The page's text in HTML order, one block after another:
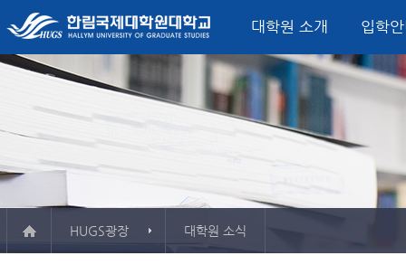
대학원 소개
미션, 비전, 핵심가치 총장 인사말
입학
입학모집요강
석사학위과정
FAQ
정치외교학과
외교안보전공
한국연구전공
융합서비스경
관광외식경영전공
Major in Global
글로벌정치‧한국연구소
소개 & 주요활동
자료실
서비스산업정책연구소
소개 & 주요활동
평생교육원
학사안내
대학원 소식 학사정보시스템 시설
대학인권센터
HUGS광장 대학원 소식